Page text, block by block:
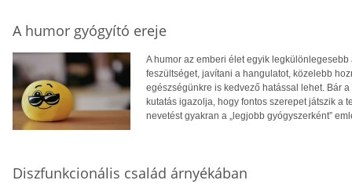
A humor gyógyító ereje
A humor az emberi élet egyik
feszültséget, javítani a hangulatot, közelebb
egészségünkre is kedvező hatással lehet. Bár
kutatás igazolja, hogy fontos szerepet játszik a
nevetést gyakran a „legjobb gyógyszerként”
Diszfunkcionális család árnyékában